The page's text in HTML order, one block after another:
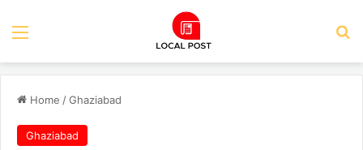
Menu
Home /Ghaziabad
Ghaziabad